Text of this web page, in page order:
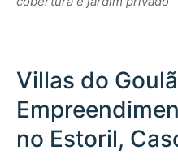
Villas do
no Estoril,